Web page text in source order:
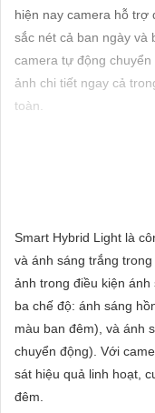
ĐẶT
PHỤ
KIỆN
VẤN
DỊCH
VỤ
hiện nay camera hỗ trợ
sắc nét cả ban ngày và
camera tự động
ảnh chi tiết ngay cả
toàn.
Camera IP:
IP chất lượng bao gồm
Smart Hybrid Light là
và ánh sáng trắng
ảnh trong điều kiện
ba chế độ: ánh sáng
màu ban đêm), và ánh
chuyển động). Với
sát hiệu quả linh hoạt,
đêm.